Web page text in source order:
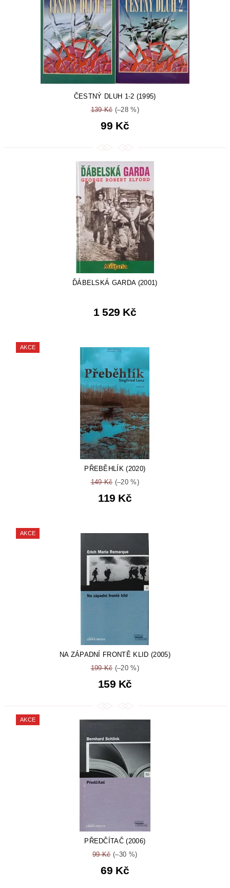
ČESTNÝ DLUH 1-2 (1995)
139 Kč(–28 %)
99 Kč
ĎÁBELSKÁ GARDA (2001)
1 529 Kč
AKCE
PŘEBĚHLÍK (2020)
149 Kč(–20 %)
119 Kč
AKCE
NA ZÁPADNÍ FRONTĚ KLID (2005)
199 Kč(–20 %)
159 Kč
AKCE
PŘEDČÍTAČ (2006)
99 Kč(–30 %)
69 Kč